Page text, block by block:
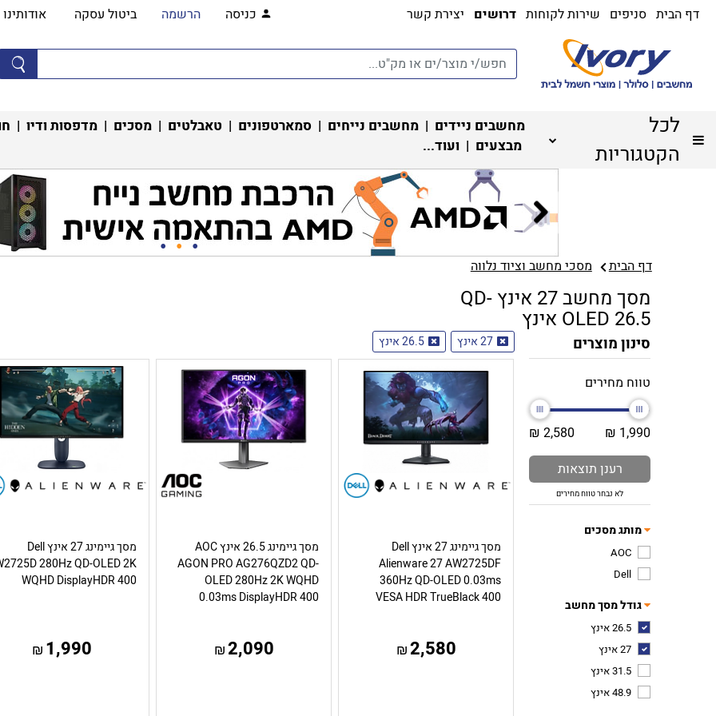
דף הבית סניפים שירות לקוחות דרושים יצירת קשר כניסה הרשמה ביטול עסקה אודותינו
לכל
הקטגוריות
מחשבים ניידים | מחשבים נייחים | סמארטפונים | טאבלטים | מסכים | מדפסות ודיו |
מבצעים | ועוד...
דף הבית מסכי מחשב וציוד נלווה
מסך מחשב 27 אינץ QD-
OLED 26.5 אינץ
סינון מוצרים
טווח מחירים
1,990 ₪
2,580 ₪
רענן תוצאות
לא נבחר טווח מחירים
מותג מסכים
AOC
Dell
גודל מסך מחשב
26.5 אינץ
27 אינץ
31.5 אינץ
48.9 אינץ
27 אינץ 26.5 אינץ
מסך גיימינג 27 אינץ Dell
Alienware 27 AW2725DF
360Hz QD-OLED 0.03ms
VESA HDR TrueBlack 400
2,580
₪
מסך גיימינג 26.5 אינץ AOC
AGON PRO AG276QZD2 QD-
OLED 280Hz 2K WQHD
0.03ms DisplayHDR 400
2,090
₪
מסך גיימינג 27 אינץ Dell
280Hz QD-OLED 2K
WQHD DisplayHDR 400
1,990
₪